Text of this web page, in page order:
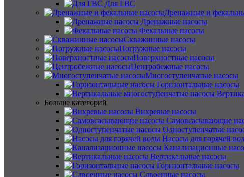
Для ГВС
Дренажные и
Дренажные насосы
Фекальные насосы
Скважинные насосы
Погружные насосы
Поверхностные насосы
Центробежные насосы
Многоступенчатые насосы
Горизонтальные насосы
Больше категорий
Вихревые насосы
Самовсасывающие
Одноступенчатые
Насосы для горячей
Канализационные
Вертикальные насосы
Горизонтальные насосы
Сдвоенные насосы